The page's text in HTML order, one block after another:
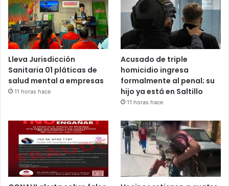
Lleva Jurisdicción
Sanitaria 01 pláticas de
salud mental a empresas
11 horas hace
Acusado de triple
homicidio ingresa
formalmente al penal; su
hijo ya está en Saltillo
11 horas hace